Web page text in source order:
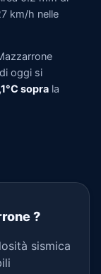
km/h nelle
oggi si
sopra la
?
sismica